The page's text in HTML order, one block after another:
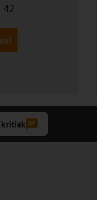
42
kritiek